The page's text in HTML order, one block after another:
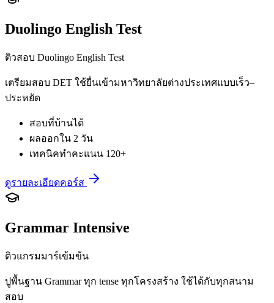
Duolingo English Test
ติวสอบ Duolingo English Test
เตรียมสอบ DET ใช้ยื่นเข้ามหาวิทยาลัยต่างประเทศแบบเร็ว–
ประหยัด
สอบที่บ้านได้
ผลออกใน 2 วัน
เทคนิคทำคะแนน 120+
ดูรายละเอียดคอร์ส
Grammar Intensive
ติวแกรมมาร์เข้มข้น
ปูพื้นฐาน Grammar ทุก tense ทุกโครงสร้าง ใช้ได้กับทุกสนาม
สอบ